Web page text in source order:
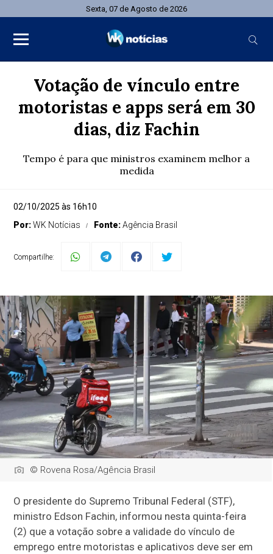
Sexta, 07 de Agosto de 2026
Votação de vínculo entre
motoristas e apps será em 30
dias, diz Fachin
Tempo é para que ministros examinem melhor a
medida
02/10/2025 às 16h10
Por:WK Notícias Fonte:Agência Brasil
Compartilhe:
© Rovena Rosa/Agência Brasil
O presidente do Supremo Tribunal Federal (STF),
ministro Edson Fachin, informou nesta quinta-feira
(2) que a votação sobre a validade do vínculo de
emprego entre motoristas e aplicativos deve ser em